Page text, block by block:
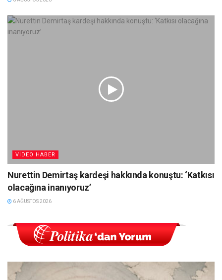
VIDEO HABER
Nurettin Demirtaş kardeşi hakkında konuştu: ‘Katkısı
olacağına inanıyoruz’
6 AĞUSTOS 2026